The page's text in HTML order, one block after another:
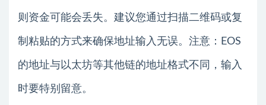
则资金可能会丢失。建议您通过扫描二维码或复
制粘贴的方式来确保地址输入无误。注意：EOS
的地址与以太坊等其他链的地址格式不同，输入
时要特别留意。